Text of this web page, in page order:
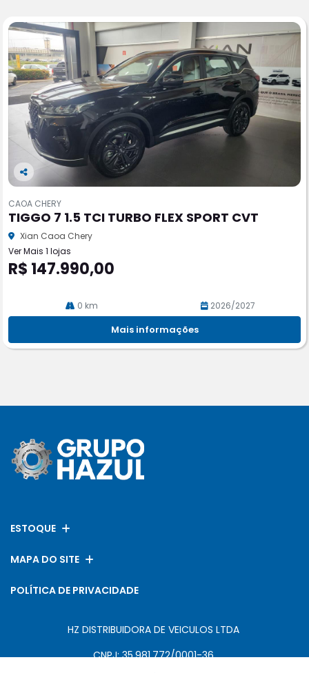
Co
pa
rtil
he
CAOA CHERY
TIGGO 7 1.5 TCI TURBO FLEX SPORT CVT
Xian Caoa Chery
Ver Mais 1 lojas
R$ 147.990,00
0 km 2026/2027
Mais informações
ESTOQUE
MAPA DO SITE
POLÍTICA DE PRIVACIDADE
HZ DISTRIBUIDORA DE VEICULOS LTDA
CNPJ: 35.981.772/0001-36